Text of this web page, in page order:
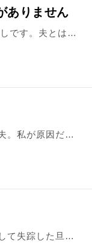
ありません
結婚生活約20年、子供が2人の4人暮らしです。夫とは考え方の違いにより、口を開けばいい争いになることが多く、数年前から何度か離婚を申し出ています。しかし、夫は離婚をするくらいなら死ぬ、と自殺をほのめかすばかり。趣味もなく、友人と遊ぶこともなく、生きていることが辛い、理解者は誰もいないと。。 夫への愛情はなく、そんな夫のことを理解したい、支えたいと言う気持ちも持てません。夫婦の営みも10年以上ありません。夫婦として共に過ごす意味が分かりませんし、再び愛することはありません。夫から解放され、自由になりたいのです。もう結婚は懲り懲りですが、恋愛はしたい気持ちはあります。 こんな気持ちのまま、人生を終えていくしか無いのでしょうか？
離婚を切り出した所、自殺未遂をした夫。私が原因だと謝れと言われました。それ以前から鬱になったのも私のせいだと。子育てをしない（できない）のは私が原因だと。何かと言っては裏切られはぐらかされ、人を信用する怖さがあります。 離婚については、彼といるのが辛くなり私が今ならと思うタイミングで伝えましたが、自殺未遂にいたり、その後また離婚について話をしたら自殺未遂か自殺をするのかと思うと切り出せませんし、独りよがりな態度にも愛想が尽きました。。 子供がまだ小さいので旦那の収入に頼らないと大変なためおりますが、愛情はなくむしろ憎しみが強いです。 子供の行事も参加せず、周りのことを妻に任せ、一体家庭や家族とは何なのでしょうか？怒りを鎮めて暮らし、子供が大きくなるまでやり過ごす事はいけないことでしょうか？おまえは自分で暮らす力が無いからここにいるんだろうと言われました。確かにその通りですが苦しいです。
私の知らないところで多額の借金、そして失踪した旦那。多分パチンコです。 すぐにでも離婚したいです。子供は理解してくれるのか？この先どんな気持ちで生きていけば良いのでしょうか？